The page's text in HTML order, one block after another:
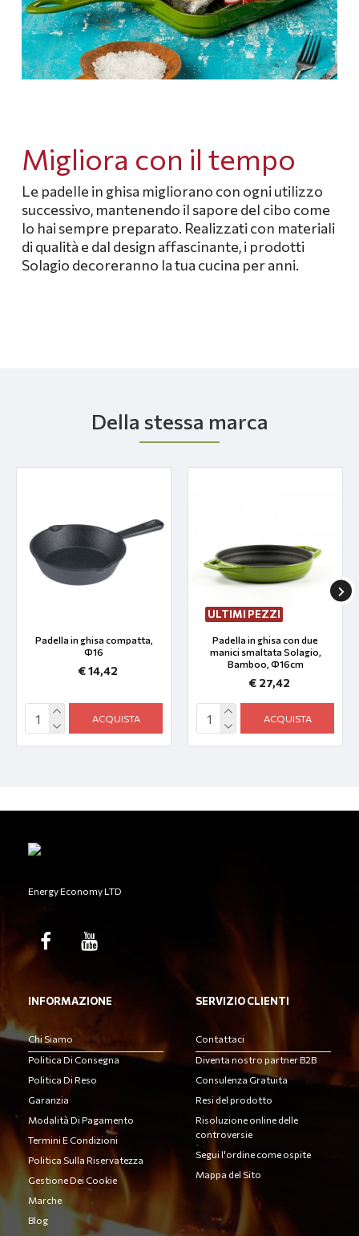
Migliora con il tempo
Le padelle in ghisa migliorano con ogni utilizzo
successivo, mantenendo il sapore del cibo come
lo hai sempre preparato. Realizzati con materiali
di qualità e dal design affascinante, i prodotti
Solagio decoreranno la tua cucina per anni.
Della stessa marca
Padella in ghisa compatta,
Ф16
€ 14,42
ACQUISTA
ULTIMI PEZZI
Padella in ghisa con due
manici smaltata Solagio,
Bamboo, Ф16cm
€ 27,42
ACQUISTA
Energy Economy LTD
INFORMAZIONE
Chi Siamo
Politica Di Consegna
Politica Di Reso
Garanzia
Modalità Di Pagamento
Termini E Condizioni
Politica Sulla Riservatezza
Gestione Dei Cookie
Marche
Blog
SERVIZIO CLIENTI
Contattaci
Diventa nostro partner B2B
Consulenza Gratuita
Resi del prodotto
Risoluzione online delle
controversie
Segui l'ordine come ospite
Mappa del Sito